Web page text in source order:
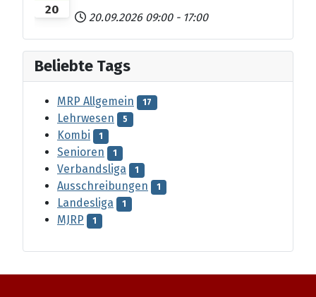
20
20.09.2026 09:00 - 17:00
Beliebte Tags
MRP Allgemein 17
Lehrwesen 5
Kombi 1
Senioren 1
Verbandsliga 1
Ausschreibungen 1
Landesliga 1
MJRP 1